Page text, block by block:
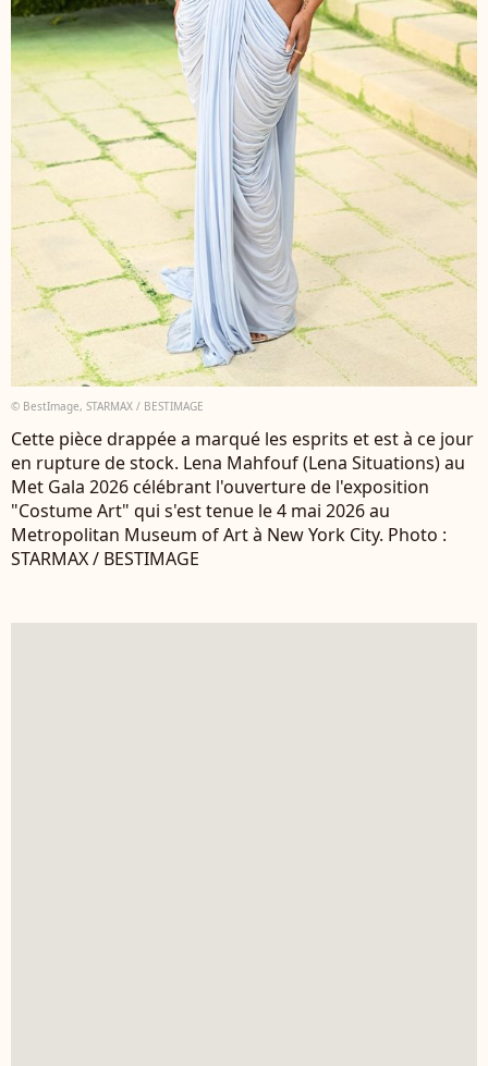
© BestImage, STARMAX / BESTIMAGE
Cette pièce drappée a marqué les esprits et est à ce jour
en rupture de stock. Lena Mahfouf (Lena Situations) au
Met Gala 2026 célébrant l'ouverture de l'exposition
"Costume Art" qui s'est tenue le 4 mai 2026 au
Metropolitan Museum of Art à New York City. Photo :
STARMAX / BESTIMAGE